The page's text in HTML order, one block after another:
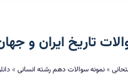
تاریخ ایران و
» نمونه سوالات دهم رشته انسانی »